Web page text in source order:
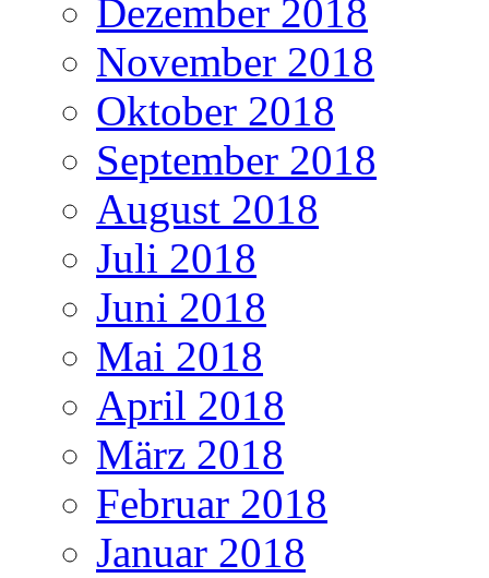
Dezember 2018
November 2018
Oktober 2018
September 2018
August 2018
Juli 2018
Juni 2018
Mai 2018
April 2018
März 2018
Februar 2018
Januar 2018